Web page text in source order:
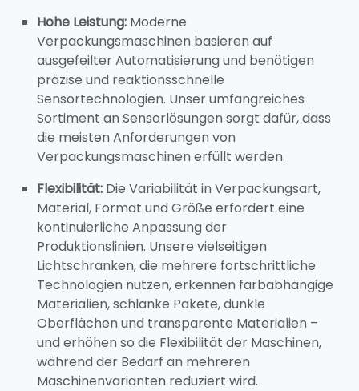
Hohe Leistung: Moderne
Verpackungsmaschinen basieren auf
ausgefeilter Automatisierung und benötigen
präzise und reaktionsschnelle
Sensortechnologien. Unser umfangreiches
Sortiment an Sensorlösungen sorgt dafür, dass
die meisten Anforderungen von
Verpackungsmaschinen erfüllt werden.
Flexibilität: Die Variabilität in Verpackungsart,
Material, Format und Größe erfordert eine
kontinuierliche Anpassung der
Produktionslinien. Unsere vielseitigen
Lichtschranken, die mehrere fortschrittliche
Technologien nutzen, erkennen farbabhängige
Materialien, schlanke Pakete, dunkle
Oberflächen und transparente Materialien –
und erhöhen so die Flexibilität der Maschinen,
während der Bedarf an mehreren
Maschinenvarianten reduziert wird.